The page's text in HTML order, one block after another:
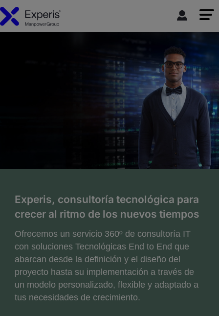
Experis, consultoría tecnológica para
crecer al ritmo de los nuevos tiempos
Ofrecemos un servicio 360º de consultoría IT
con soluciones Tecnológicas End to End que
abarcan desde la definición y el diseño del
proyecto hasta su implementación a través de
un modelo personalizado, flexible y adaptado a
tus necesidades de crecimiento.